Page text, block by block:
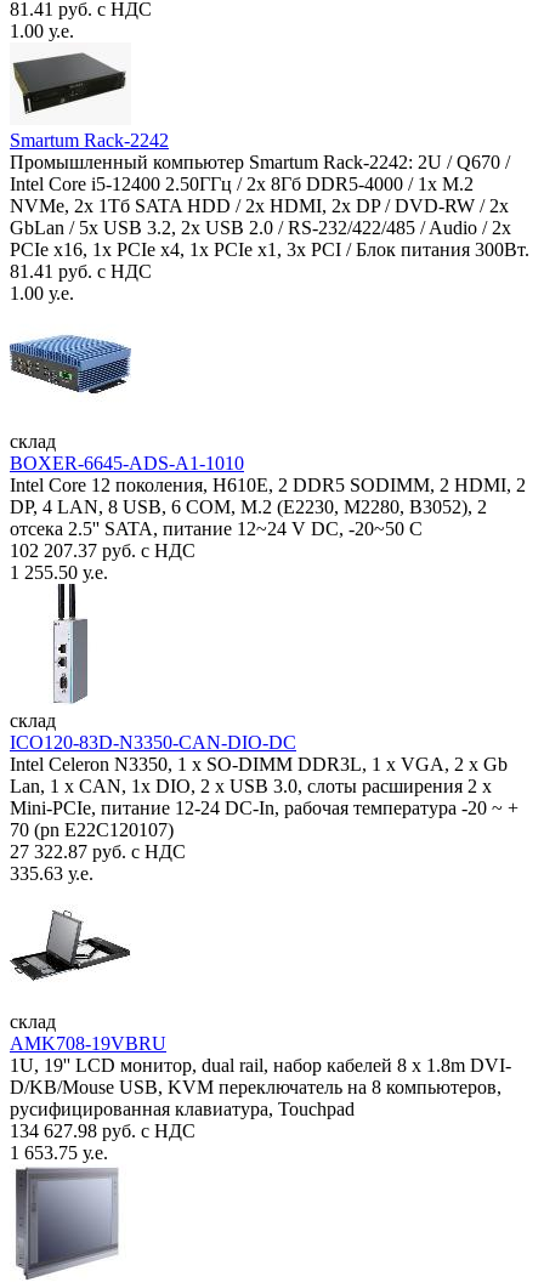
81.41 руб. с НДС
1.00 у.е.
Smartum Rack-2242
Промышленный компьютер Smartum Rack-2242: 2U / Q670 /
Intel Core i5-12400 2.50ГГц / 2x 8Гб DDR5-4000 / 1x M.2
NVMe, 2x 1Тб SATA HDD / 2x HDMI, 2x DP / DVD-RW / 2x
GbLan / 5x USB 3.2, 2x USB 2.0 / RS-232/422/485 / Audio / 2x
PCIe x16, 1x PCIe x4, 1x PCIe x1, 3x PCI / Блок питания 300Вт.
81.41 руб. с НДС
1.00 у.е.
склад
BOXER-6645-ADS-A1-1010
Intel Core 12 поколения, H610E, 2 DDR5 SODIMM, 2 HDMI, 2
DP, 4 LAN, 8 USB, 6 COM, M.2 (E2230, M2280, B3052), 2
отсека 2.5'' SATA, питание 12~24 V DC, -20~50 C
102 207.37 руб. с НДС
1 255.50 у.е.
склад
ICO120-83D-N3350-CAN-DIO-DC
Intel Celeron N3350, 1 х SO-DIMM DDR3L, 1 х VGA, 2 x Gb
Lan, 1 х CAN, 1x DIO, 2 х USB 3.0, слоты расширения 2 x
Mini-PCIe, питание 12-24 DC-In, рабочая температура -20 ~ +
70 (pn E22C120107)
27 322.87 руб. с НДС
335.63 у.е.
склад
AMK708-19VBRU
1U, 19'' LCD монитор, dual rail, набор кабелей 8 x 1.8m DVI-
D/KB/Mouse USB, KVM переключатель на 8 компьютеров,
русифицированная клавиатура, Touchpad
134 627.98 руб. с НДС
1 653.75 у.е.